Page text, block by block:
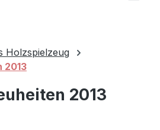
Holzspielzeug
2013
2013